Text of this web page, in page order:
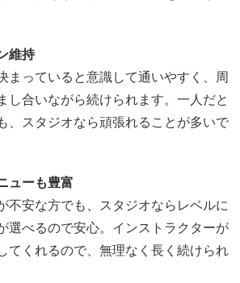
維持
まっていると意識して通いやすく、周
し合いながら続けられます。一人だと
、スタジオなら頑張れることが多いで
ューも豊富
不安な方でも、スタジオならレベルに
選べるので安心。インストラクターが
てくれるので、無理なく長く続けられ